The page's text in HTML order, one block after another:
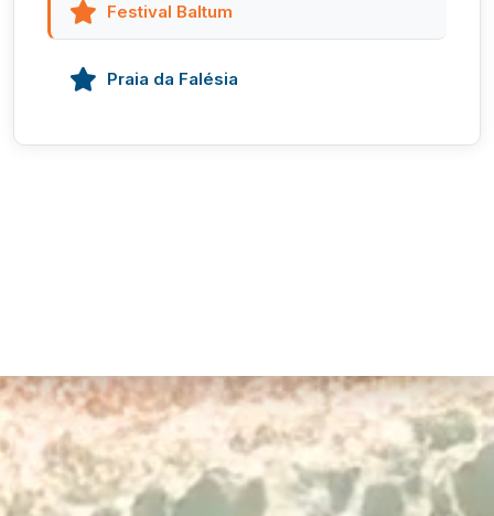
Festival Baltum
Praia da Falésia